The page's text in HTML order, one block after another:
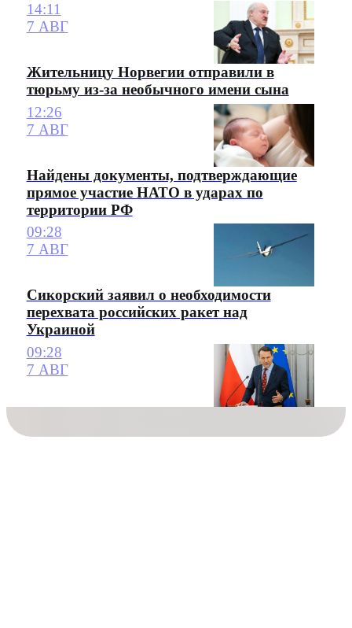
14:11
7 АВГ
Жительницу Норвегии отправили в
тюрьму из-за необычного имени сына
12:26
7 АВГ
Найдены документы, подтверждающие
прямое участие НАТО в ударах по
территории РФ
09:28
7 АВГ
Сикорский заявил о необходимости
перехвата российских ракет над
Украиной
09:28
7 АВГ